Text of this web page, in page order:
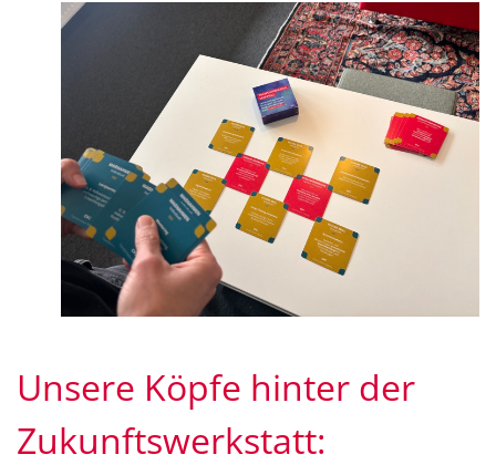
Unsere Köpfe hinter der
Zukunftswerkstatt: